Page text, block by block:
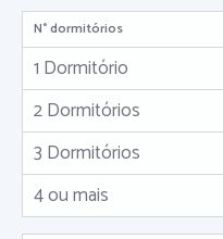
N° dormitórios
1 Dormitório
2 Dormitórios
3 Dormitórios
4 ou mais